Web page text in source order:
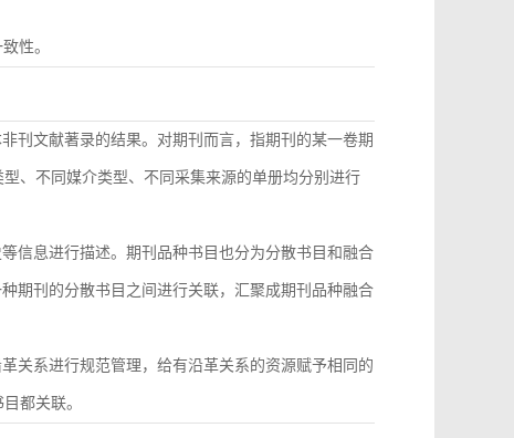
性。
刊文献著录的结果。对期刊而言，指期刊的某一卷期
、不同媒介类型、不同采集来源的单册均分别进行
信息进行描述。期刊品种书目也分为分散书目和融合
期刊的分散书目之间进行关联，汇聚成期刊品种融合
关系进行规范管理，给有沿革关系的资源赋予相同的
都关联。